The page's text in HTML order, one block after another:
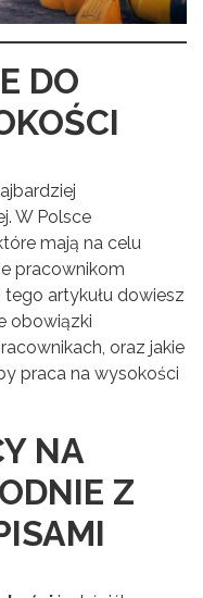
DO
W Polsce
mają na celu
pracownikom
artykułu dowiesz
obowiązki
oraz jakie
praca na wysokości
NA
Z